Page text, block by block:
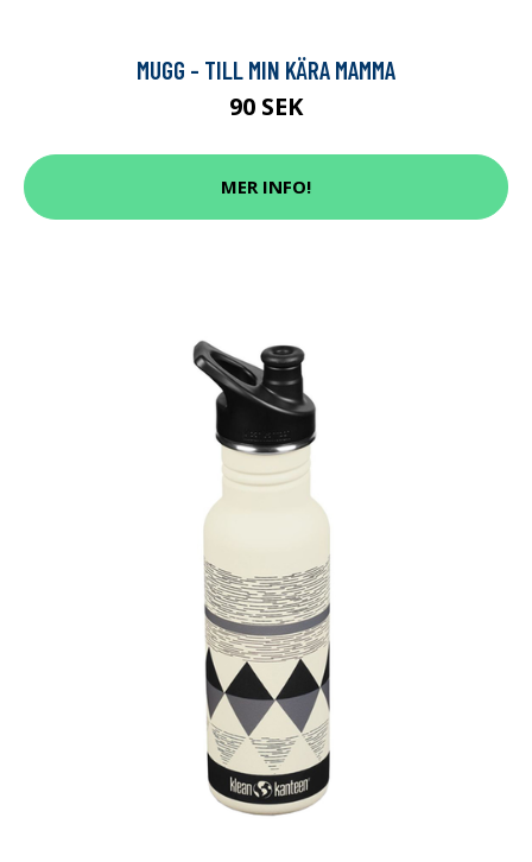
MUGG - TILL MIN KÄRA MAMMA
90 SEK
MER INFO!